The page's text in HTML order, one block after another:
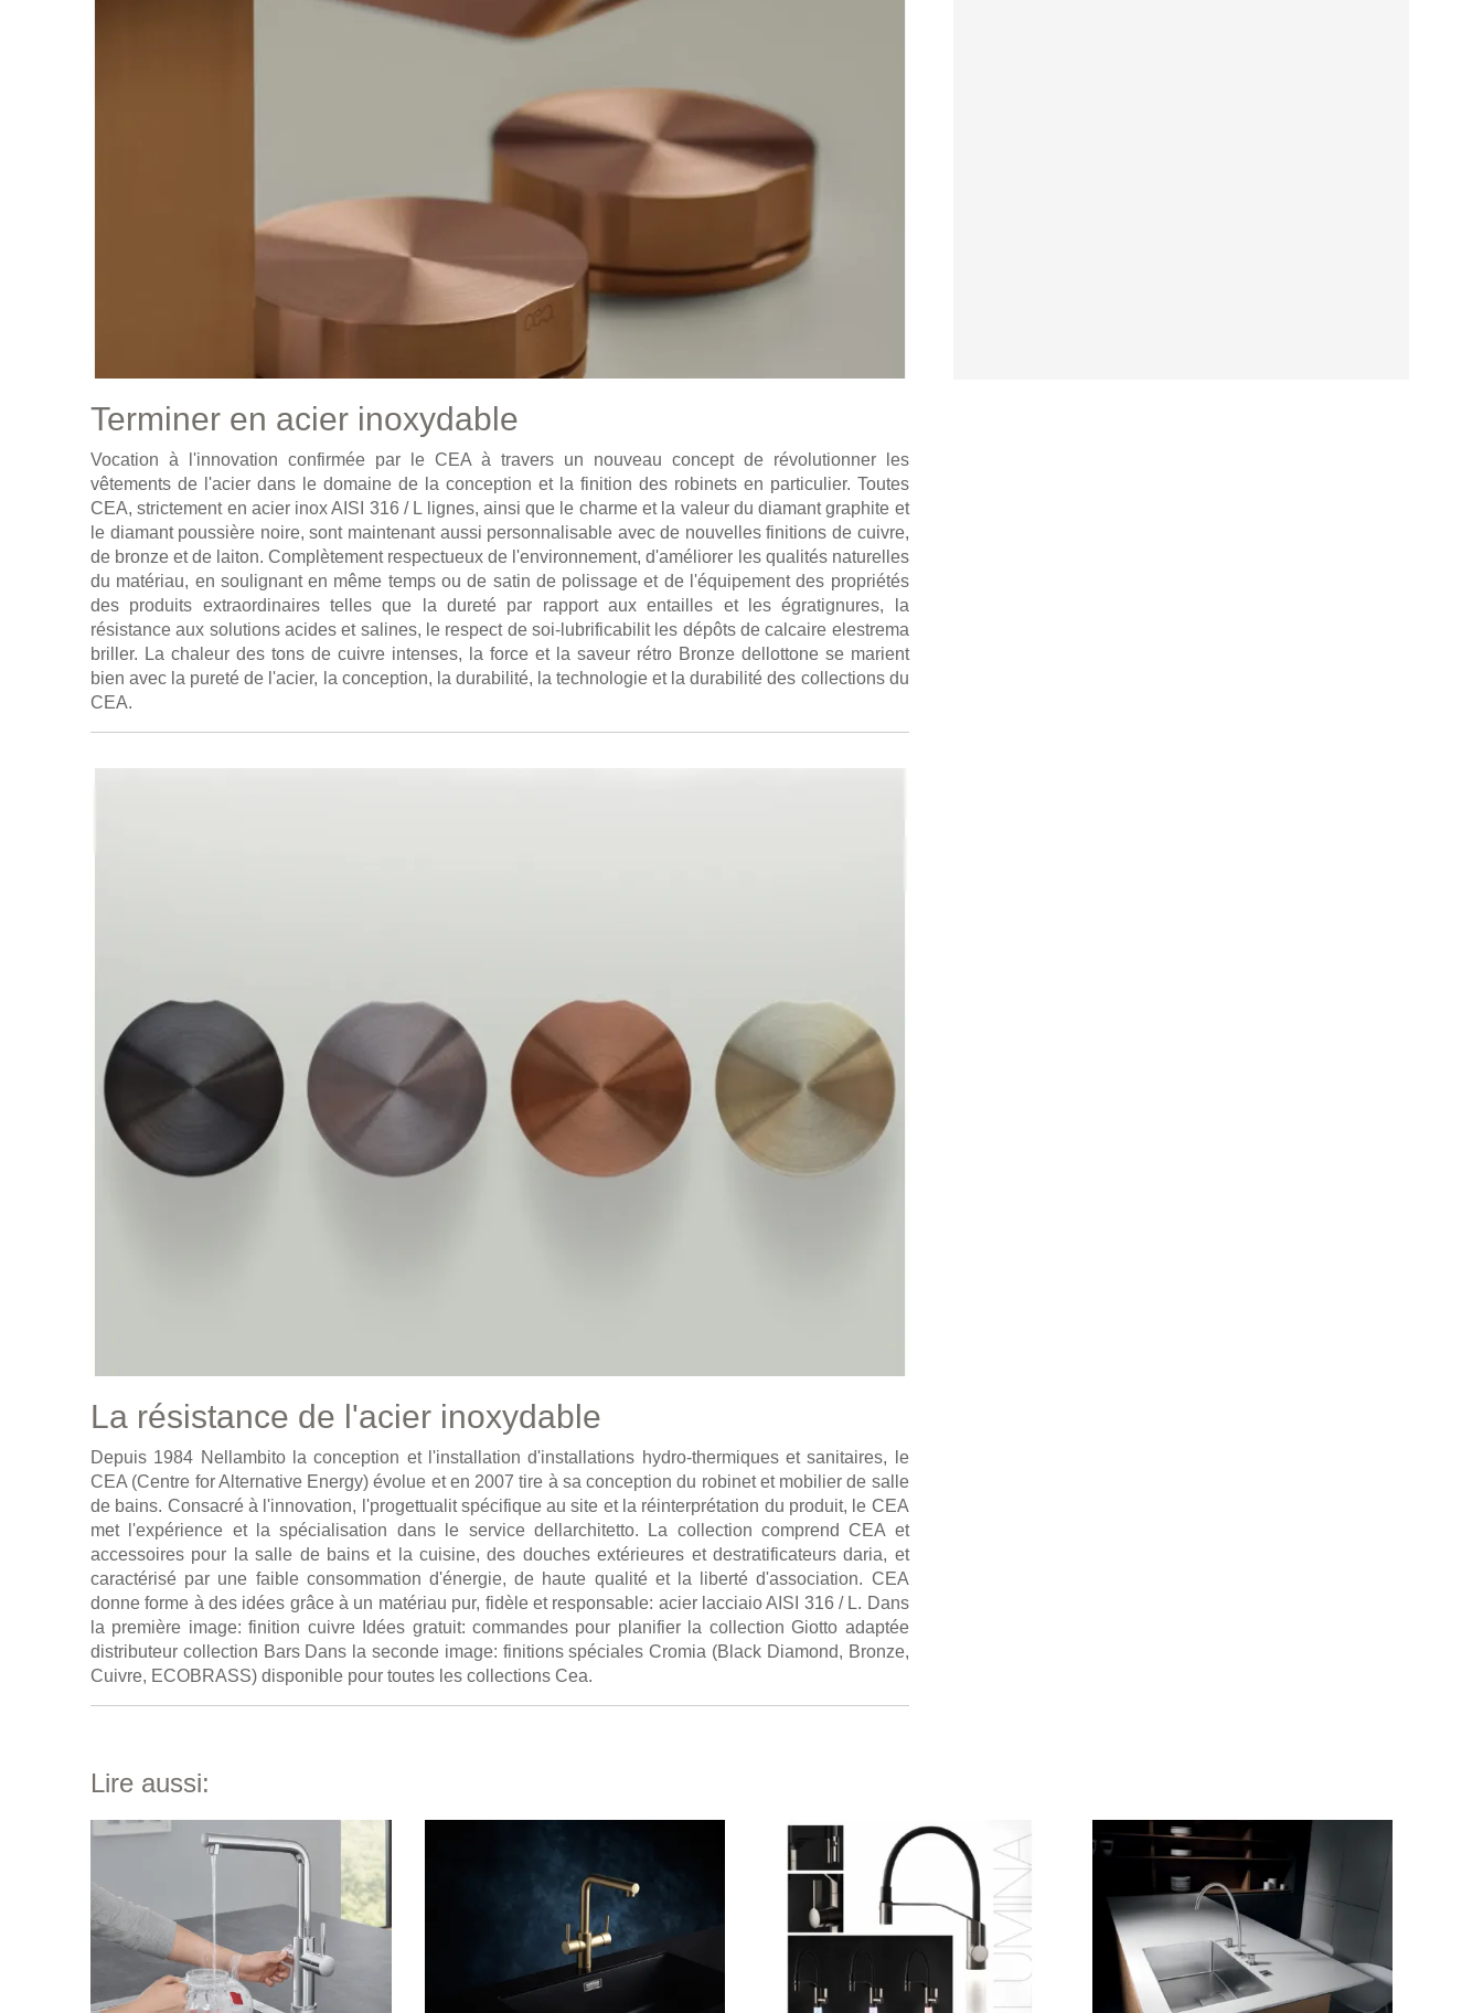
Terminer en acier inoxydable
Vocation à l'innovation confirmée par le CEA à travers un nouveau concept de révolutionner les
vêtements de l'acier dans le domaine de la conception et la finition des robinets en particulier. Toutes
CEA, strictement en acier inox AISI 316 / L lignes, ainsi que le charme et la valeur du diamant graphite et
le diamant poussière noire, sont maintenant aussi personnalisable avec de nouvelles finitions de cuivre,
de bronze et de laiton. Complètement respectueux de l'environnement, d'améliorer les qualités naturelles
du matériau, en soulignant en même temps ou de satin de polissage et de l'équipement des propriétés
des produits extraordinaires telles que la dureté par rapport aux entailles et les égratignures, la
résistance aux solutions acides et salines, le respect de soi-lubrificabilit les dépôts de calcaire elestrema
briller. La chaleur des tons de cuivre intenses, la force et la saveur rétro Bronze dellottone se marient
bien avec la pureté de l'acier, la conception, la durabilité, la technologie et la durabilité des collections du
CEA.
La résistance de l'acier inoxydable
Depuis 1984 Nellambito la conception et l'installation d'installations hydro-thermiques et sanitaires, le
CEA (Centre for Alternative Energy) évolue et en 2007 tire à sa conception du robinet et mobilier de salle
de bains. Consacré à l'innovation, l'progettualit spécifique au site et la réinterprétation du produit, le CEA
met l'expérience et la spécialisation dans le service dellarchitetto. La collection comprend CEA et
accessoires pour la salle de bains et la cuisine, des douches extérieures et destratificateurs daria, et
caractérisé par une faible consommation d'énergie, de haute qualité et la liberté d'association. CEA
donne forme à des idées grâce à un matériau pur, fidèle et responsable: acier lacciaio AISI 316 / L. Dans
la première image: finition cuivre Idées gratuit: commandes pour planifier la collection Giotto adaptée
distributeur collection Bars Dans la seconde image: finitions spéciales Cromia (Black Diamond, Bronze,
Cuivre, ECOBRASS) disponible pour toutes les collections Cea.
Lire aussi: